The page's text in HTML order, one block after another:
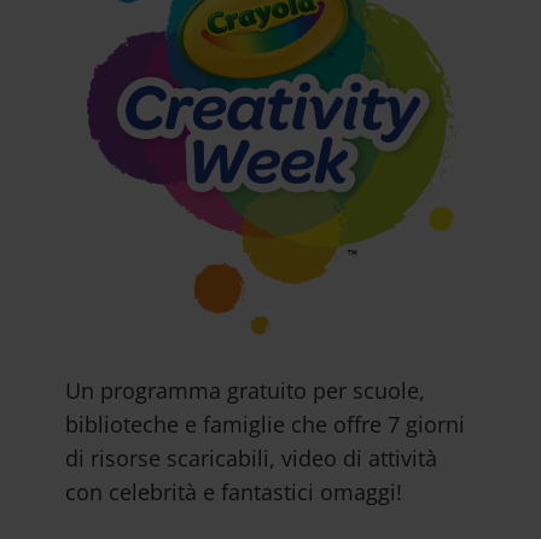
Un programma gratuito per scuole,
biblioteche e famiglie che offre 7 giorni
di risorse scaricabili, video di attività
con celebrità e fantastici omaggi!